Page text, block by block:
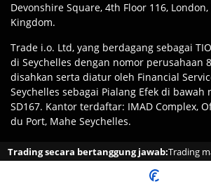
Devonshire Square, 4th Floor 116, London,
Kingdom.
Trade i.o. Ltd, yang berdagang sebagai
di Seychelles dengan nomor perusahaan
disahkan serta diatur oleh Financial
Seychelles sebagai Pialang Efek di bawah
SD167. Kantor terdaftar: IMAD Complex,
du Port, Mahe Seychelles.
Penafian
Klien Bertanggung Jawab
Mereka Mendaftar Dengan Entitas Yang
TIOmarkets Sesuai Dengan Hukum Dan
Trading secara bertanggung jawab:Trading
tinggi kehilangan uang dengan cepat